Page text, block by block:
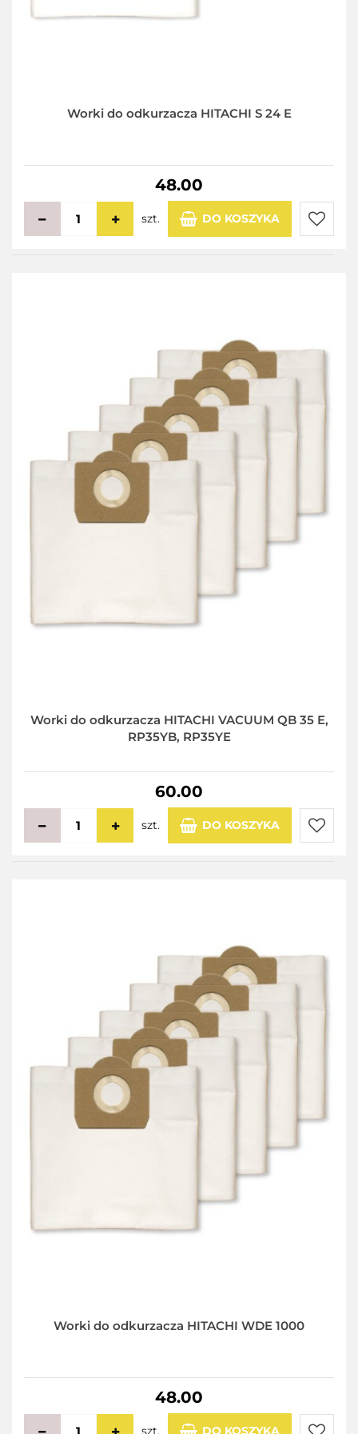
Worki do odkurzacza HITACHI S 24 E
48.00
szt. DO KOSZYKA
Worki do odkurzacza HITACHI VACUUM QB 35 E,
RP35YB, RP35YE
60.00
szt. DO KOSZYKA
Do
Worki do odkurzacza HITACHI WDE 1000
48.00
szt. DO KOSZYKA